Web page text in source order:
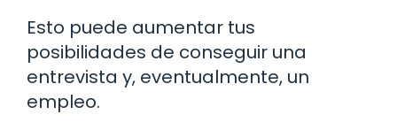
Esto puede aumentar tus
posibilidades de conseguir una
entrevista y, eventualmente, un
empleo.